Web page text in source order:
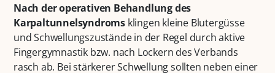
Nach der operativen Behandlung des
Karpaltunnelsyndroms klingen kleine Blutergüsse
und Schwellungszustände in der Regel durch aktive
Fingergymnastik bzw. nach Lockern des Verbands
rasch ab. Bei stärkerer Schwellung sollten neben einer